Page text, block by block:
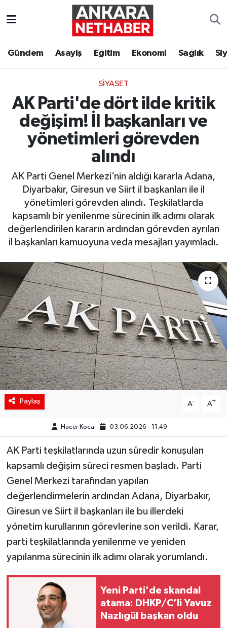
Gündem Asayiş Eğitim Ekonomi Sağlık
SIYASET
AK Parti'de dört ilde kritik
değişim! İl başkanları ve
yönetimleri görevden
alındı
AK Parti Genel Merkezi’nin aldığı kararla Adana,
Diyarbakır, Giresun ve Siirt il başkanları ile il
yönetimleri görevden alındı. Teşkilatlarda
kapsamlı bir yenilenme sürecinin ilk adımı olarak
değerlendirilen kararın ardından görevden ayrılan
il başkanları kamuoyuna veda mesajları yayımladı.
Paylaş A- A+
Hacer Koca 03.06.2026 - 11:49
AK Parti teşkilatlarında uzun süredir konuşulan
kapsamlı değişim süreci resmen başladı. Parti
Genel Merkezi tarafından yapılan
değerlendirmelerin ardından Adana, Diyarbakır,
Giresun ve Siirt il başkanları ile bu illerdeki
yönetim kurullarının görevlerine son verildi. Karar,
parti teşkilatlarında yenilenme ve yeniden
yapılanma sürecinin ilk adımı olarak yorumlandı.
Yeni Parti'de skandal
atama: DHKP/C’li Yavuz
Nazlıgül başkan oldu
Ekonomi
Gündem
Resmi İlanlar
Sağlık
Siyaset
Spor
Teknoloji
Yaşam
Ankara Hava Durumu
Tüm Manşetler
Son Dakika Haberleri